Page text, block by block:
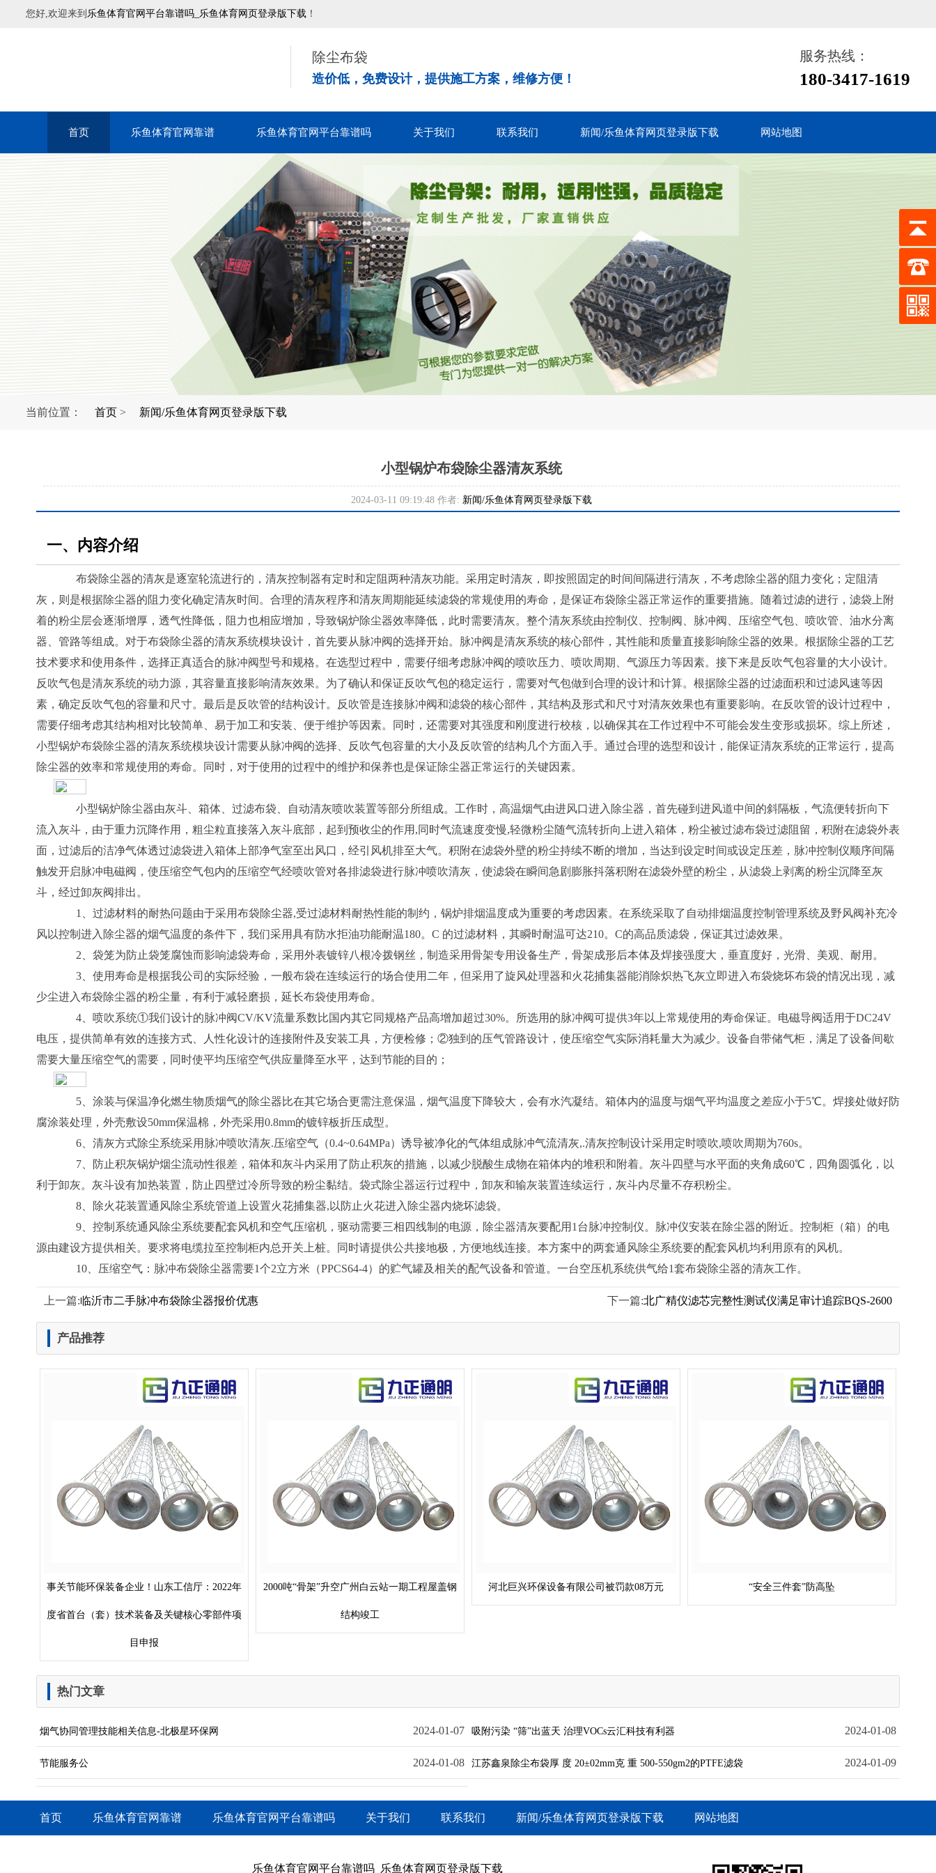
您好,欢迎来到 乐鱼体育官网平台靠谱吗_乐鱼体育网页登录版下载 ！
除尘布袋
造价低，免费设计，提供施工方案，维修方便！
服务热线：
180-3417-1619
首页 乐鱼体育官网靠谱 乐鱼体育官网平台靠谱吗 关于我们 联系我们 新闻/乐鱼体育网页登录版下载 网站地图
当前位置： 首页 > 新闻/乐鱼体育网页登录版下载
小型锅炉布袋除尘器清灰系统
2024-03-11 09:19:48 作者: 新闻/乐鱼体育网页登录版下载
一、内容介绍
布袋除尘器的清灰是逐室轮流进行的，清灰控制器有定时和定阻两种清灰功能。采用定时清灰，即按照固定的时间间隔进行清灰，不考虑除尘器的阻力变化；定阻清
灰，则是根据除尘器的阻力变化确定清灰时间。合理的清灰程序和清灰周期能延续滤袋的常规使用的寿命，是保证布袋除尘器正常运作的重要措施。随着过滤的进行，滤袋上附
着的粉尘层会逐渐增厚，透气性降低，阻力也相应增加，导致锅炉除尘器效率降低，此时需要清灰。整个清灰系统由控制仪、控制阀、脉冲阀、压缩空气包、喷吹管、油水分离
器、管路等组成。对于布袋除尘器的清灰系统模块设计，首先要从脉冲阀的选择开始。脉冲阀是清灰系统的核心部件，其性能和质量直接影响除尘器的效果。根据除尘器的工艺
技术要求和使用条件，选择正真适合的脉冲阀型号和规格。在选型过程中，需要仔细考虑脉冲阀的喷吹压力、喷吹周期、气源压力等因素。接下来是反吹气包容量的大小设计。
反吹气包是清灰系统的动力源，其容量直接影响清灰效果。为了确认和保证反吹气包的稳定运行，需要对气包做到合理的设计和计算。根据除尘器的过滤面积和过滤风速等因
素，确定反吹气包的容量和尺寸。最后是反吹管的结构设计。反吹管是连接脉冲阀和滤袋的核心部件，其结构及形式和尺寸对清灰效果也有重要影响。在反吹管的设计过程中，
需要仔细考虑其结构相对比较简单、易于加工和安装、便于维护等因素。同时，还需要对其强度和刚度进行校核，以确保其在工作过程中不可能会发生变形或损坏。综上所述，
小型锅炉布袋除尘器的清灰系统模块设计需要从脉冲阀的选择、反吹气包容量的大小及反吹管的结构几个方面入手。通过合理的选型和设计，能保证清灰系统的正常运行，提高
除尘器的效率和常规使用的寿命。同时，对于使用的过程中的维护和保养也是保证除尘器正常运行的关键因素。
小型锅炉除尘器由灰斗、箱体、过滤布袋、自动清灰喷吹装置等部分所组成。工作时，高温烟气由进风口进入除尘器，首先碰到进风道中间的斜隔板，气流便转折向下
流入灰斗，由于重力沉降作用，粗尘粒直接落入灰斗底部，起到预收尘的作用,同时气流速度变慢,轻微粉尘随气流转折向上进入箱体，粉尘被过滤布袋过滤阻留，积附在滤袋外表
面，过滤后的洁净气体透过滤袋进入箱体上部净气室至出风口，经引风机排至大气。积附在滤袋外壁的粉尘持续不断的增加，当达到设定时间或设定压差，脉冲控制仪顺序间隔
触发开启脉冲电磁阀，使压缩空气包内的压缩空气经喷吹管对各排滤袋进行脉冲喷吹清灰，使滤袋在瞬间急剧膨胀抖落积附在滤袋外壁的粉尘，从滤袋上剥离的粉尘沉降至灰
斗，经过卸灰阀排出。
1、过滤材料的耐热问题由于采用布袋除尘器,受过滤材料耐热性能的制约，锅炉排烟温度成为重要的考虑因素。在系统采取了自动排烟温度控制管理系统及野风阀补充冷
风以控制进入除尘器的烟气温度的条件下，我们采用具有防水拒油功能耐温180。C 的过滤材料，其瞬时耐温可达210。C的高品质滤袋，保证其过滤效果。
2、袋笼为防止袋笼腐蚀而影响滤袋寿命，采用外表镀锌八根冷拨钢丝，制造采用骨架专用设备生产，骨架成形后本体及焊接强度大，垂直度好，光滑、美观、耐用。
3、使用寿命是根据我公司的实际经验，一般布袋在连续运行的场合使用二年，但采用了旋风处理器和火花捕集器能消除炽热飞灰立即进入布袋烧坏布袋的情况出现，减
少尘进入布袋除尘器的粉尘量，有利于减轻磨损，延长布袋使用寿命。
4、喷吹系统①我们设计的脉冲阀CV/KV流量系数比国内其它同规格产品高增加超过30%。所选用的脉冲阀可提供3年以上常规使用的寿命保证。电磁导阀适用于DC24V
电压，提供简单有效的连接方式、人性化设计的连接附件及安装工具，方便检修；②独到的压气管路设计，使压缩空气实际消耗量大为减少。设备自带储气柜，满足了设备间歇
需要大量压缩空气的需要，同时使平均压缩空气供应量降至水平，达到节能的目的；
5、涂装与保温净化燃生物质烟气的除尘器比在其它场合更需注意保温，烟气温度下降较大，会有水汽凝结。箱体内的温度与烟气平均温度之差应小于5℃。焊接处做好防
腐涂装处理，外壳敷设50mm保温棉，外壳采用0.8mm的镀锌板折压成型。
6、清灰方式除尘系统采用脉冲喷吹清灰.压缩空气（0.4~0.64MPa）诱导被净化的气体组成脉冲气流清灰,.清灰控制设计采用定时喷吹,喷吹周期为760s。
7、防止积灰锅炉烟尘流动性很差，箱体和灰斗内采用了防止积灰的措施，以减少脱酸生成物在箱体内的堆积和附着。灰斗四壁与水平面的夹角成60℃，四角圆弧化，以
利于卸灰。灰斗设有加热装置，防止四壁过冷所导致的粉尘黏结。袋式除尘器运行过程中，卸灰和输灰装置连续运行，灰斗内尽量不存积粉尘。
8、除火花装置通风除尘系统管道上设置火花捕集器,以防止火花进入除尘器内烧坏滤袋。
9、控制系统通风除尘系统要配套风机和空气压缩机，驱动需要三相四线制的电源，除尘器清灰要配用1台脉冲控制仪。脉冲仪安装在除尘器的附近。控制柜（箱）的电
源由建设方提供相关。要求将电缆拉至控制柜内总开关上桩。同时请提供公共接地极，方便地线连接。本方案中的两套通风除尘系统要的配套风机均利用原有的风机。
10、压缩空气：脉冲布袋除尘器需要1个2立方米（PPCS64-4）的贮气罐及相关的配气设备和管道。一台空压机系统供气给1套布袋除尘器的清灰工作。
上一篇:临沂市二手脉冲布袋除尘器报价优惠 下一篇:北广精仪滤芯完整性测试仪满足审计追踪BQS-2600
产品推荐
事关节能环保装备企业！山东工信厅：2022年
度省首台（套）技术装备及关键核心零部件项
目申报
2000吨“骨架”升空广州白云站一期工程屋盖钢
结构竣工
河北巨兴环保设备有限公司被罚款08万元 “安全三件套”防高坠
热门文章
2024-01-07
烟气协同管理技能相关信息-北极星环保网 2024-01-08
吸附污染 “筛”出蓝天 治理VOCs云汇科技有利器
2024-01-08
节能服务公 2024-01-09
江苏鑫泉除尘布袋厚 度 20±02mm克 重 500-550gm2的PTFE滤袋
首页 乐鱼体育官网靠谱 乐鱼体育官网平台靠谱吗 关于我们 联系我们 新闻/乐鱼体育网页登录版下载 网站地图
乐鱼体育官网平台靠谱吗_乐鱼体育网页登录版下载